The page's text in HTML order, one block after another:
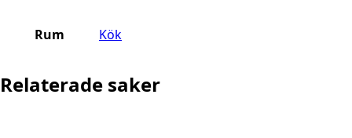
Rum Kök
Relaterade saker